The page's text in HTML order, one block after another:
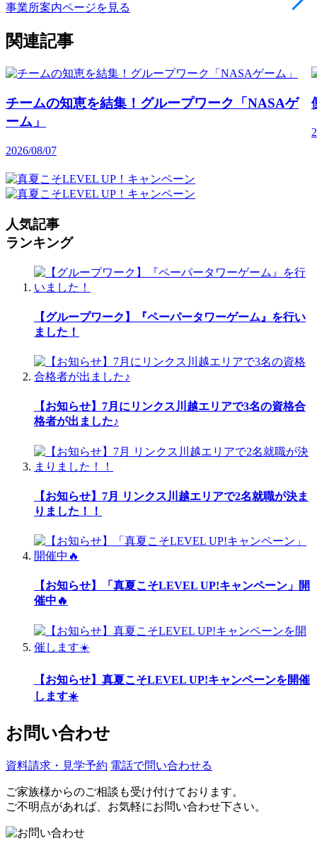
事業所案内ページを見る
関連記事
チームの知恵を結集！グループワーク「NASAゲ
ーム」
2026/08/07
人気記事
ランキング
【グループワーク】『ペーパータワーゲーム』を行い
ました！
【お知らせ】7月にリンクス川越エリアで3名の資格合
格者が出ました♪
【お知らせ】7月 リンクス川越エリアで2名就職が決ま
りました！！
【お知らせ】「真夏こそLEVEL UP!キャンペーン」開
催中🔥
【お知らせ】真夏こそLEVEL UP!キャンペーンを開催
します☀️
お問い合わせ
資料請求・見学予約 電話で問い合わせる
ご家族様からのご相談も受け付けております。
ご不明点があれば、お気軽にお問い合わせ下さい。